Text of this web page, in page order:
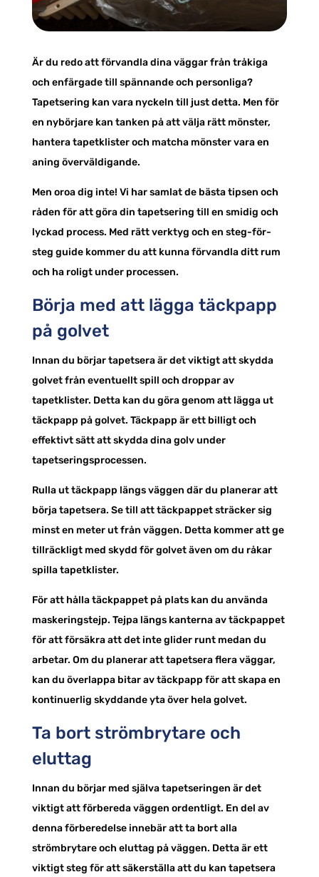
Är du redo att förvandla dina väggar från tråkiga
och enfärgade till spännande och personliga?
Tapetsering kan vara nyckeln till just detta. Men för
en nybörjare kan tanken på att välja rätt mönster,
hantera tapetklister och matcha mönster vara en
aning överväldigande.
Men oroa dig inte! Vi har samlat de bästa tipsen och
råden för att göra din tapetsering till en smidig och
lyckad process. Med rätt verktyg och en steg-för-
steg guide kommer du att kunna förvandla ditt rum
och ha roligt under processen.
Börja med att lägga täckpapp
på golvet
Innan du börjar tapetsera är det viktigt att skydda
golvet från eventuellt spill och droppar av
tapetklister. Detta kan du göra genom att lägga ut
täckpapp på golvet. Täckpapp är ett billigt och
effektivt sätt att skydda dina golv under
tapetseringsprocessen.
Rulla ut täckpapp längs väggen där du planerar att
börja tapetsera. Se till att täckpappet sträcker sig
minst en meter ut från väggen. Detta kommer att ge
tillräckligt med skydd för golvet även om du råkar
spilla tapetklister.
För att hålla täckpappet på plats kan du använda
maskeringstejp. Tejpa längs kanterna av täckpappet
för att försäkra att det inte glider runt medan du
arbetar. Om du planerar att tapetsera flera väggar,
kan du överlappa bitar av täckpapp för att skapa en
kontinuerlig skyddande yta över hela golvet.
Ta bort strömbrytare och
eluttag
Innan du börjar med själva tapetseringen är det
viktigt att förbereda väggen ordentligt. En del av
denna förberedelse innebär att ta bort alla
strömbrytare och eluttag på väggen. Detta är ett
viktigt steg för att säkerställa att du kan tapetsera